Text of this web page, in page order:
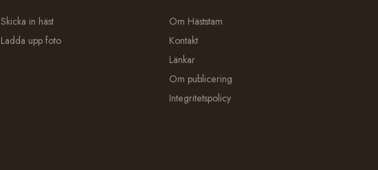
Skicka in häst
Ladda upp foto
Om Häststam
Kontakt
Länkar
Om publicering
Integritetspolicy